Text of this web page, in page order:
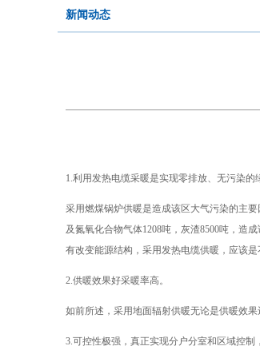
新闻动态
1.利用发热电缆采暖是实现零排放、无污染的
采用燃煤锅炉供暖是造成该区大气污染的主
及氮氧化合物气体1208吨，灰渣8500吨，造
有改变能源结构，采用发热电缆供暖，应该是
2.供暖效果好采暖率高。
如前所述，采用地面辐射供暖无论是供暖效
3.可控性极强，真正实现分户分室和区域控制